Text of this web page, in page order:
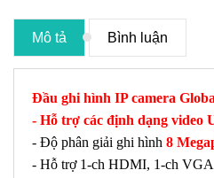
Mô tả Bình luận
Đầu ghi hình IP camera
- Hỗ trợ các định dạng video
- Độ phân giải ghi hình 8
- Hỗ trợ 1-ch HDMI, 1-ch